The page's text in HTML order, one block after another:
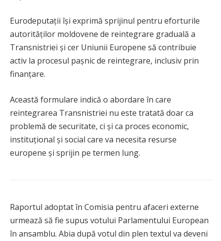
Eurodeputații își exprimă sprijinul pentru eforturile
autorităților moldovene de reintegrare graduală a
Transnistriei și cer Uniunii Europene să contribuie
activ la procesul pașnic de reintegrare, inclusiv prin
finanțare.
Această formulare indică o abordare în care
reintegrarea Transnistriei nu este tratată doar ca
problemă de securitate, ci și ca proces economic,
instituțional și social care va necesita resurse
europene și sprijin pe termen lung.
Raportul adoptat în Comisia pentru afaceri externe
urmează să fie supus votului Parlamentului European
în ansamblu. Abia după votul din plen textul va deveni